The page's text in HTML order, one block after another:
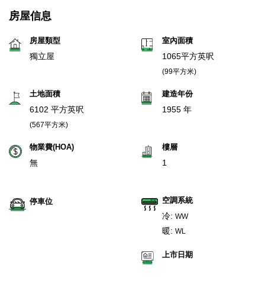
房屋信息
房屋類型
獨立屋
室內面積
1065平方英呎
(99平方米)
土地面積
6102 平方英呎
(567平方米)
建造年份
1955 年
物業費(HOA)
無
樓層
1
停車位 空調系統
冷: WW
暖: WL
上市日期